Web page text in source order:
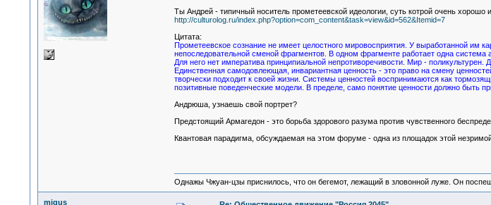
Ты Андрей - типичный носитель прометеевской идеологии, суть котрой очень хорошо
http://culturolog.ru/index.php?option=com_content&task=view&id=562&Itemid=7
Цитата:
Прометеевское сознание не имеет целостного мировосприятия. У выработанной им
непоследовательной сменой фрагментов. В одном фрагменте работает одна система
Для него нет императива принципиальной непротиворечивости. Мир -
Единственная самодовлеющая, инвариантная ценность - это право на смену
творчески подходит к своей жизни. Системы ценностей воспринимаются как
позитивные поведенческие модели. В пределе, само понятие ценности должно быть
Андрюша, узнаешь свой портрет?
Предстоящий Армагедон - это борьба здорового разума против чувственного
Квантовая парадигма, обсуждаемая на этом форуме - одна из площадок этой
Однажы Чжуан-цзы приснилось, что он бегемот, лежащий в зловонной луже. Он
migus